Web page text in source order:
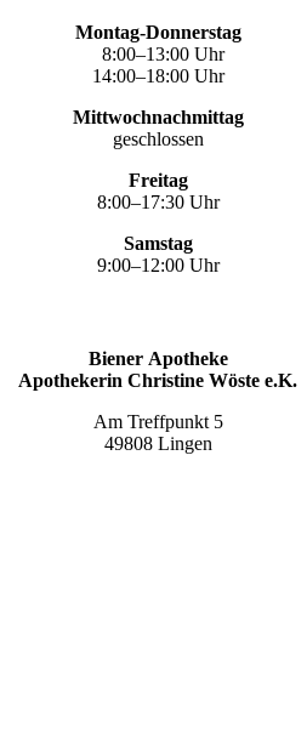
Montag-Donnerstag
8:00–13:00 Uhr
14:00–18:00 Uhr
Mittwochnachmittag
geschlossen
Freitag
8:00–17:30 Uhr
Samstag
9:00–12:00 Uhr
Biener Apotheke
Apothekerin Christine Wöste e.K.
Am Treffpunkt 5
49808 Lingen